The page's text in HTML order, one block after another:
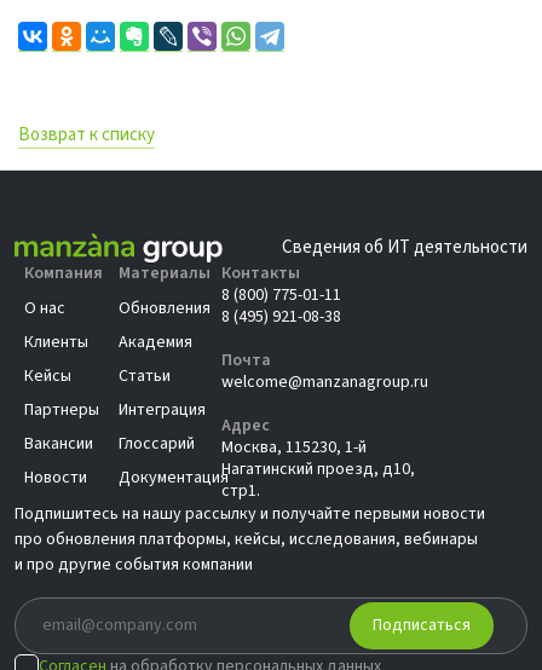
Возврат к списку
Сведения об ИТ деятельности
Компания
О нас
Клиенты
Кейсы
Партнеры
Вакансии
Новости
Материалы
Обновления
Академия
Статьи
Интеграция
Глоссарий
Документация
Контакты
8 (800) 775-01-11
8 (495) 921-08-38
Почта
welcome@manzanagroup.ru
Адрес
Москва, 115230, 1-й
Нагатинский проезд, д10,
стр1.
Подпишитесь на нашу рассылку и получайте первыми новости
про обновления платформы, кейсы, исследования, вебинары
и про другие события компании
Подписаться